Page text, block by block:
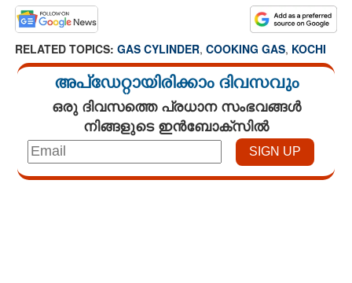
RELATED TOPICS: GAS CYLINDER, COOKING GAS, KOCHI
അപ്ഡേറ്റായിരിക്കാം ദിവസവും
ഒരു ദിവസത്തെ പ്രധാന സംഭവങ്ങൾ
നിങ്ങളുടെ ഇൻബോക്സിൽ